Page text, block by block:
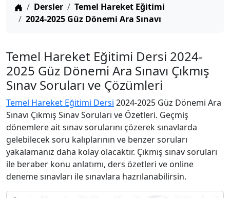
Anasayfa
Dersler
Temel Hareket Eğitimi
2024-2025 Güz Dönemi Ara Sınavı
Temel Hareket Eğitimi Dersi 2024-
2025 Güz Dönemi Ara Sınavı Çıkmış
Sınav Soruları ve Çözümleri
Temel Hareket Eğitimi Dersi 2024-2025 Güz Dönemi Ara
Sınavı Çıkmış Sınav Soruları ve Özetleri. Geçmiş
dönemlere ait sınav sorularını çözerek sınavlarda
gelebilecek soru kalıplarının ve benzer soruları
yakalamanız daha kolay olacaktır. Çıkmış sınav soruları
ile beraber konu anlatımı, ders özetleri ve online
deneme sınavları ile sınavlara hazrılanabilirsin.